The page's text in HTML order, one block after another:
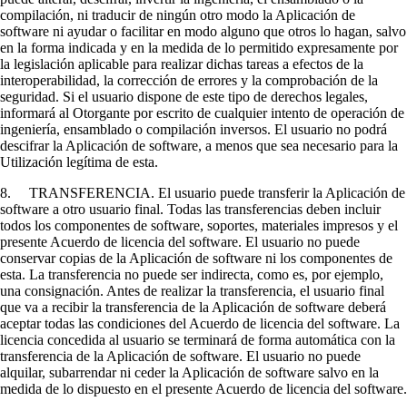
compilación, ni traducir de ningún otro modo la Aplicación de
software ni ayudar o facilitar en modo alguno que otros lo hagan, salvo
en la forma indicada y en la medida de lo permitido expresamente por
la legislación aplicable para realizar dichas tareas a efectos de la
interoperabilidad, la corrección de errores y la comprobación de la
seguridad. Si el usuario dispone de este tipo de derechos legales,
informará al Otorgante por escrito de cualquier intento de operación de
ingeniería, ensamblado o compilación inversos. El usuario no podrá
descifrar la Aplicación de software, a menos que sea necesario para la
Utilización legítima de esta.
8. TRANSFERENCIA. El usuario puede transferir la Aplicación de
software a otro usuario final. Todas las transferencias deben incluir
todos los componentes de software, soportes, materiales impresos y el
presente Acuerdo de licencia del software. El usuario no puede
conservar copias de la Aplicación de software ni los componentes de
esta. La transferencia no puede ser indirecta, como es, por ejemplo,
una consignación. Antes de realizar la transferencia, el usuario final
que va a recibir la transferencia de la Aplicación de software deberá
aceptar todas las condiciones del Acuerdo de licencia del software. La
licencia concedida al usuario se terminará de forma automática con la
transferencia de la Aplicación de software. El usuario no puede
alquilar, subarrendar ni ceder la Aplicación de software salvo en la
medida de lo dispuesto en el presente Acuerdo de licencia del software.